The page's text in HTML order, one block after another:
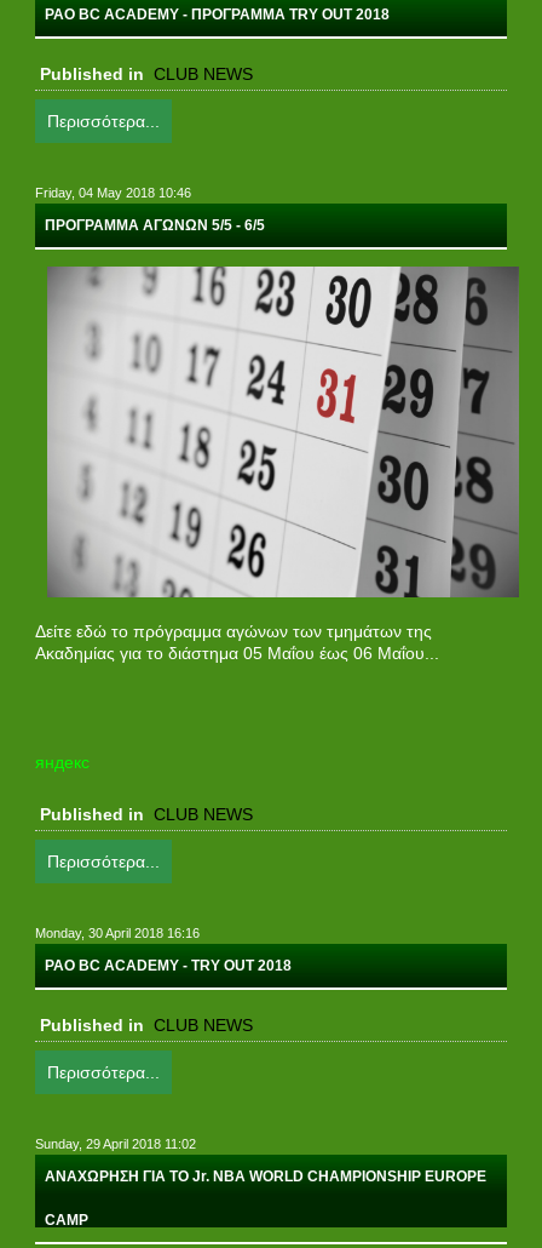
PAO BC ACADEMY - ΠΡΟΓΡΑΜΜΑ TRY OUT 2018
Published in CLUB NEWS
Περισσότερα...
Friday, 04 May 2018 10:46
ΠΡΟΓΡΑΜΜΑ ΑΓΩΝΩΝ 5/5 - 6/5
Δείτε εδώ το πρόγραμμα αγώνων των τμημάτων της
Ακαδημίας για το διάστημα 05 Μαΐου έως 06 Μαΐου...
яндекс
Published in CLUB NEWS
Περισσότερα...
Monday, 30 April 2018 16:16
PAO BC ACADEMY - TRY OUT 2018
Published in CLUB NEWS
Περισσότερα...
Sunday, 29 April 2018 11:02
ΑΝΑΧΩΡΗΣΗ ΓΙΑ ΤΟ Jr. NBA WORLD CHAMPIONSHIP EUROPE
CAMP